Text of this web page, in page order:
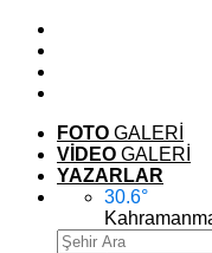
FOTO GALERİ
VİDEO GALERİ
YAZARLAR
30.6°